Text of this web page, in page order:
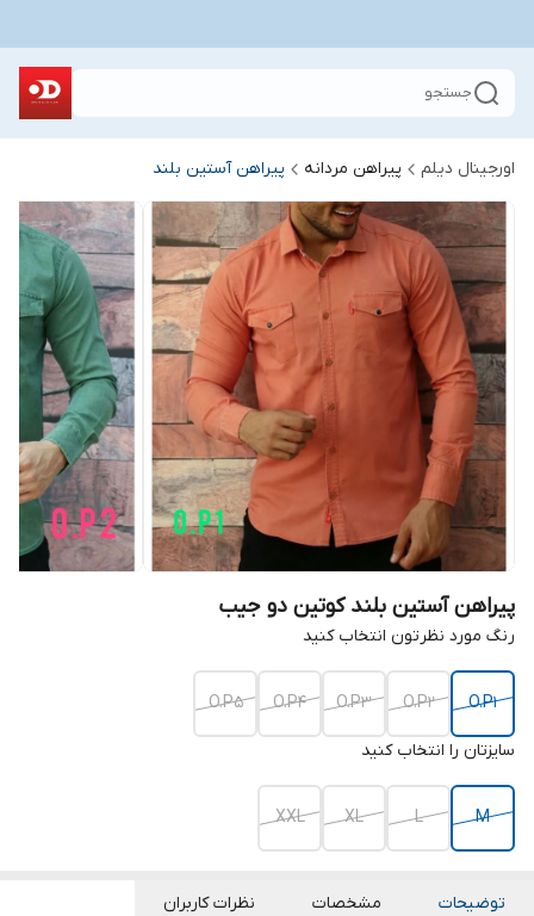
جستجو
اورجینال دیلم پیراهن مردانه پیراهن آستین بلند
پیراهن آستین بلند کوتین دو جیب
رنگ مورد نظرتون انتخاب کنید
O.P1
O.P2
O.P3
O.P4
O.P5
سایزتان را انتخاب کنید
M
L
XL
XXL
توضیحات مشخصات نظرات کاربران